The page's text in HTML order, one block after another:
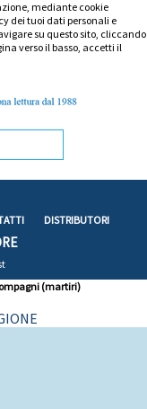
mediante cookie
dei tuoi dati personali e
su questo sito, cliccando
verso il basso, accetti il
DISTRIBUTORI
(martiri)